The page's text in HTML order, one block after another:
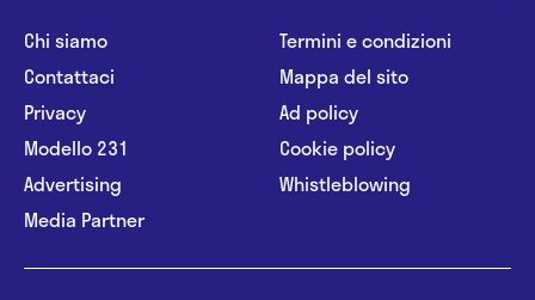
Chi siamo
Contattaci
Privacy
Modello 231
Advertising
Media Partner
Termini e condizioni
Mappa del sito
Ad policy
Cookie policy
Whistleblowing